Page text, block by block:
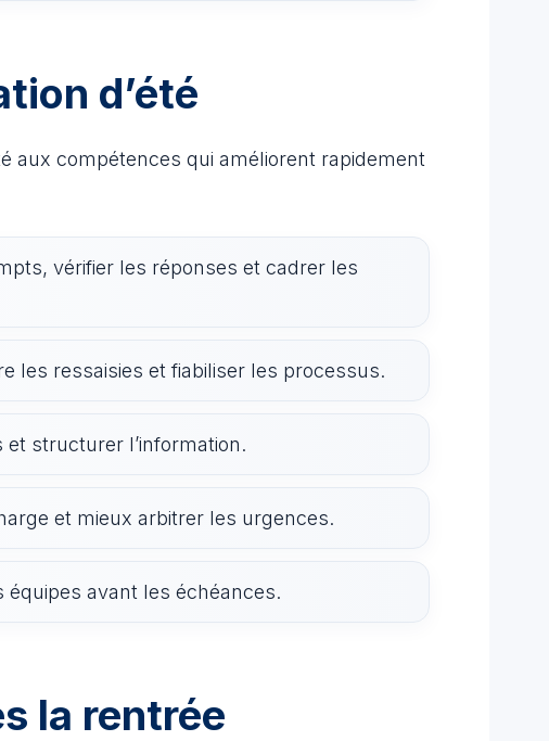
d’été
aux compétences qui améliorent rapidement
vérifier les réponses et cadrer les
les ressaisies et fiabiliser les processus.
structurer l’information.
et mieux arbitrer les urgences.
avant les échéances.
la rentrée